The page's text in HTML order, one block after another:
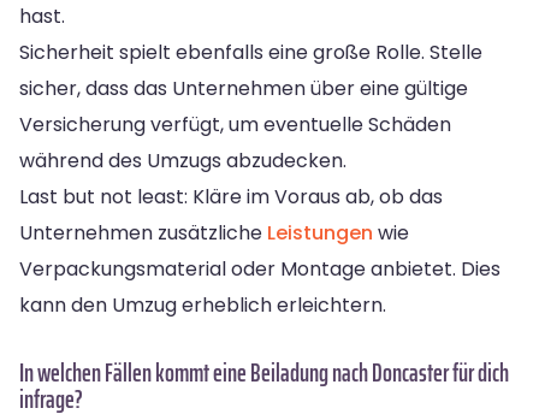
hast.
Sicherheit spielt ebenfalls eine große Rolle. Stelle
sicher, dass das Unternehmen über eine gültige
Versicherung verfügt, um eventuelle Schäden
während des Umzugs abzudecken.
Last but not least: Kläre im Voraus ab, ob das
Unternehmen zusätzliche Leistungen wie
Verpackungsmaterial oder Montage anbietet. Dies
kann den Umzug erheblich erleichtern.
In welchen Fällen kommt eine Beiladung nach Doncaster für dich
infrage?